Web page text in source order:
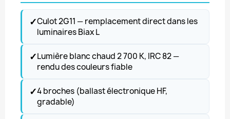
✓Culot 2G11 — remplacement direct dans les
luminaires Biax L
✓Lumière blanc chaud 2 700 K, IRC 82 —
rendu des couleurs fiable
✓4 broches (ballast électronique HF,
gradable)